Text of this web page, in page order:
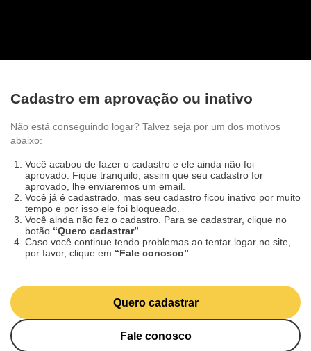
Cadastro em aprovação ou inativo
Não está conseguindo logar? Talvez seja por um dos
motivos abaixo:
Você acabou de fazer o cadastro e ele ainda não foi
aprovado. Fique tranquilo, assim que seu cadastro for
aprovado, lhe enviaremos um email.
Você já é cadastrado, mas seu cadastro ficou inativo por
muito tempo e por isso ele foi bloqueado.
Você ainda não fez o cadastro. Para se cadastrar, clique
no botão“Quero cadastrar”
Caso você continue tendo problemas ao tentar logar no
site, por favor, clique em“Fale conosco”
Quero cadastrar
Fale conosco